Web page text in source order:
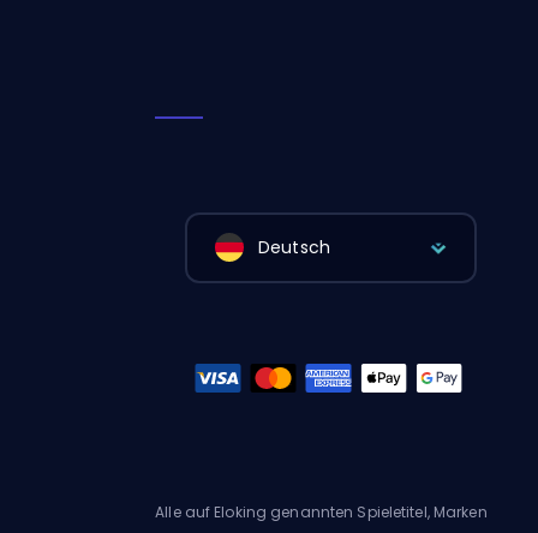
Deutsch
Alle auf Eloking genannten Spieletitel, Marken